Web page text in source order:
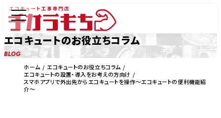
エコキュートのお役立ちコラム
BLOG
ホーム
エコキュートのお役立ちコラム
エコキュートの設置・導入をお考えの方向け
スマホアプリで外出先からエコキュートを操作〜エコキュートの便利機能紹
介〜